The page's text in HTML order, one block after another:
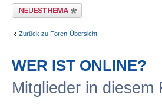
Neues Thema erstellen
Zurück zu Foren-Übersicht
WER IST ONLINE?
Mitglieder in diesem